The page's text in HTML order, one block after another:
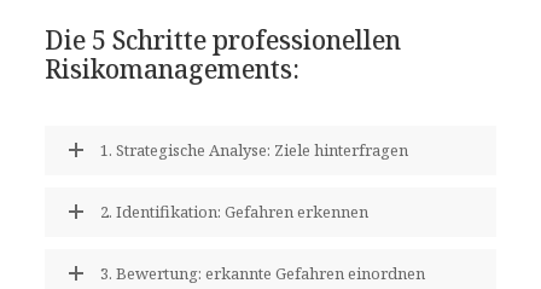
Die 5 Schritte professionellen
Risikomanagements:
1. Strategische Analyse: Ziele hinterfragen
2. Identifikation: Gefahren erkennen
3. Bewertung: erkannte Gefahren einordnen